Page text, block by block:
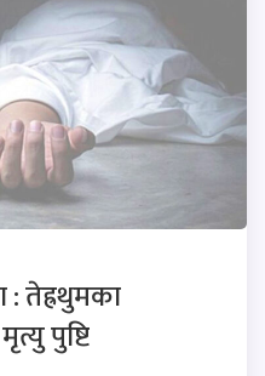
तेह्रथुमका
पुष्टि